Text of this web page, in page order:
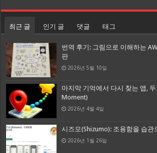
최근 글 인기 글 댓글 태그
번역 후기: 그림으로 이해하는
판
2026년 5월 10일
마지막 기억에서 다시 찾는 앱,
Moment)
2026년 4월 4일
시즈모(Shizumo): 조용함을 습관
2026년 1월 26일